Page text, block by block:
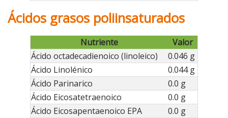
Ácidos grasos poliinsaturados
Nutriente
Valor
Ácido octadecadienoico (linoleico)
0.046 g
Ácido Linolénico
0.044 g
Ácido Parinarico
0.0 g
Ácido Eicosatetraenoico
0.0 g
Ácido Eicosapentaenoico EPA
0.0 g